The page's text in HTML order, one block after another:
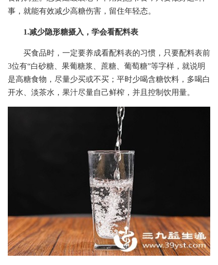
事，就能有效减少高糖伤害，留住年轻态。
1.减少隐形糖摄入，学会看配料表
买食品时，一定要养成看配料表的习惯，只要配料表前
3位有“白砂糖、果葡糖浆、蔗糖、葡萄糖”等字样，就说明
是高糖食物，尽量少买或不买；平时少喝含糖饮料，多喝白
开水、淡茶水，果汁尽量自己鲜榨，并且控制饮用量。